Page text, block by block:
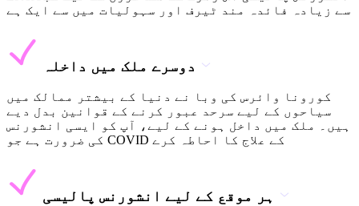
سے زیادہ فائدہ مند ٹیرف اور سہولیات میں سے ایک ہے
دوسرے ملک میں داخلہ
کورونا وائرس کی وبا نے دنیا کے بیشتر ممالک میں
سیاحوں کے لیے سرحد عبور کرنے کے قوانین بدل دیے
ہیں۔ ملک میں داخل ہونے کے لیے، آپ کو ایسی انشورنس
کی ضرورت ہے جو COVID کے علاج کا احاطہ کرے
ہر موقع کے لیے انشورنس پالیسی